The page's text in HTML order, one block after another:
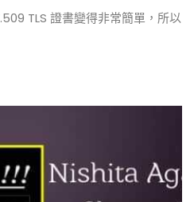
TLS 證書變得非常簡單，所以